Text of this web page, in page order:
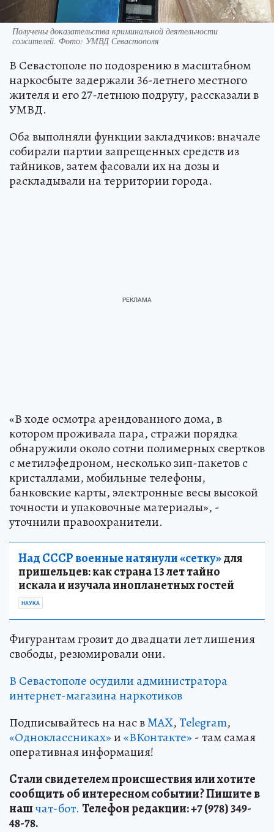
Получены доказательства криминальной деятельности
сожителей. Фото: УМВД Севастополя
В Севастополе по подозрению в масштабном
наркосбыте задержали 36-летнего местного
жителя и его 27-летнюю подругу, рассказали в
УМВД.
Оба выполняли функции закладчиков: вначале
собирали партии запрещенных средств из
тайников, затем фасовали их на дозы и
раскладывали на территории города.
«В ходе осмотра арендованного дома, в
котором проживала пара, стражи порядка
обнаружили около сотни полимерных свертков
с метилэфедроном, несколько зип-пакетов с
кристаллами, мобильные телефоны,
банковские карты, электронные весы высокой
точности и упаковочные материалы», -
уточнили правоохранители.
Над СССР военные натянули «сетку»для
пришельцев: как страна 13 лет тайно
искала и изучала инопланетных гостей
НАУКА
Фигурантам грозит до двадцати лет лишения
свободы, резюмировали они.
В Севастополе осудили администратора
интернет-магазина наркотиков
Подписывайтесь на нас вMAX,Telegram,
«Одноклассниках»и«ВКонтакте» - там самая
оперативная информация!
Стали свидетелем происшествия или хотите
сообщить об интересном событии? Пишите в
нашчат-бот. Телефон редакции: +7 (978) 349-
48-78.